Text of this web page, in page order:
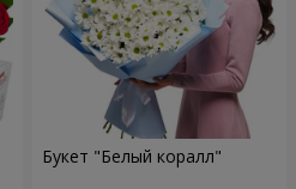
Букет "Белый коралл"